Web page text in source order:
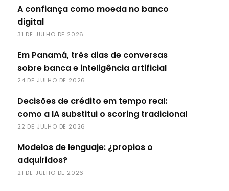
A confiança como moeda no banco
digital
31 DE JULHO DE 2026
Em Panamá, três dias de conversas
sobre banca e inteligência artificial
24 DE JULHO DE 2026
Decisões de crédito em tempo real:
como a IA substitui o scoring tradicional
22 DE JULHO DE 2026
Modelos de lenguaje: ¿propios o
adquiridos?
21 DE JULHO DE 2026